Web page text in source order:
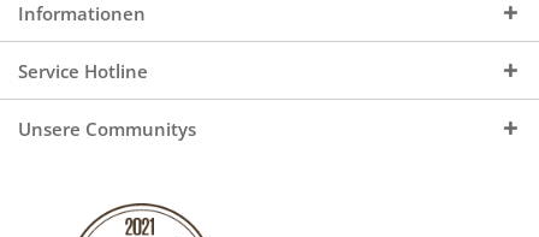
Informationen
Service Hotline
Unsere Communitys